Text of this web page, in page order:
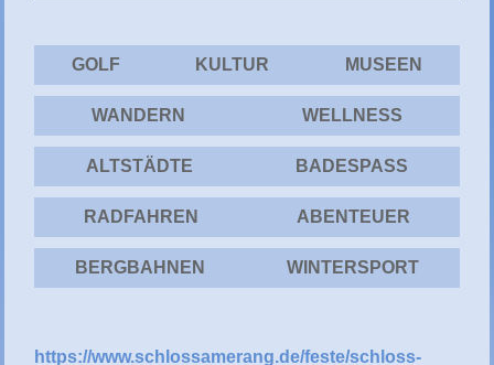
GOLF KULTUR MUSEEN
WANDERN WELLNESS
ALTSTÄDTE BADESPASS
RADFAHREN ABENTEUER
BERGBAHNEN WINTERSPORT
https://www.schlossamerang.de/feste/schloss-